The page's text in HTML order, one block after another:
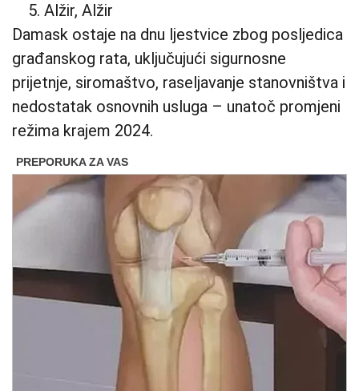
Alžir, Alžir
Damask ostaje na dnu ljestvice zbog posljedica
građanskog rata, uključujući sigurnosne
prijetnje, siromaštvo, raseljavanje stanovništva i
nedostatak osnovnih usluga – unatoč promjeni
režima krajem 2024.